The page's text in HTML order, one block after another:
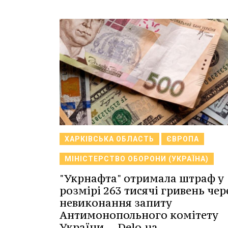
ХАРКІВСЬКА ОБЛАСТЬ ЄВРОПА
МІНІСТЕРСТВО ОБОРОНИ (УКРАЇНА)
"Укрнафта" отримала штраф у
розмірі 263 тисячі гривень
невиконання запиту
Антимонопольного комітету